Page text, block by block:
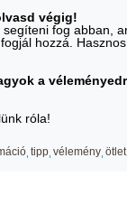
végig!
segíteni fog abban,
hozzá.
a
róla!
tipp vélemény ötlet